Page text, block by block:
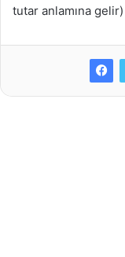
tutar anlamına